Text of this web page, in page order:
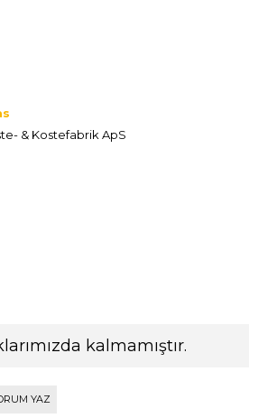
& Kostefabrik ApS
kalmamıştır.
YAZ